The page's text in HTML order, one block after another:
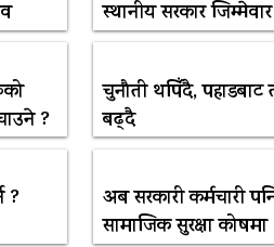
स्थानीय सरकार जिम्मेवार
?
चुनौती थपिँदै, पहाडबाट
बढ्दै
?
अब सरकारी कर्मचारी
सामाजिक सुरक्षा कोषमा